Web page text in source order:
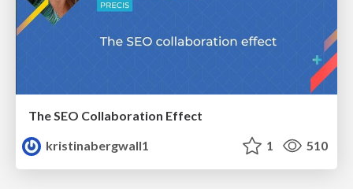
The SEO Collaboration Effect
kristinabergwall1
1 510